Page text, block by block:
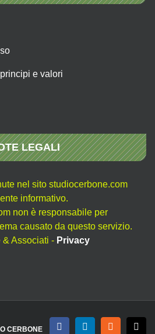
e valori
LEGALI
nel sito studiocerbone.com
informativo.
non è responsabile per
causato da questo servizio.
Associati - Privacy
CERBONE FacebookLinkedInRss X